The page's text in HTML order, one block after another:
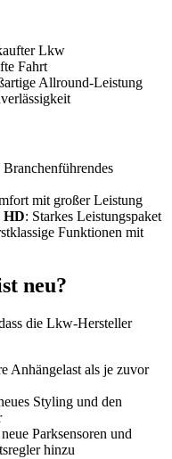
Lkw
Fahrt
Allround-Leistung
Branchenführendes
mit großer Leistung
HD: Starkes Leistungspaket
Funktionen mit
neu?
die Lkw-Hersteller
Anhängelast als je zuvor
Styling und den
Parksensoren und
hinzu